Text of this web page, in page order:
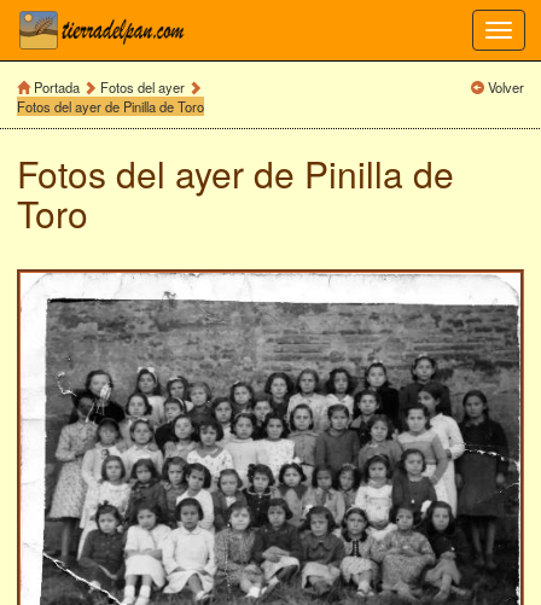
Portada
Fotos del ayer
Fotos del ayer de Pinilla de Toro
Volver
Fotos del ayer de Pinilla de
Toro